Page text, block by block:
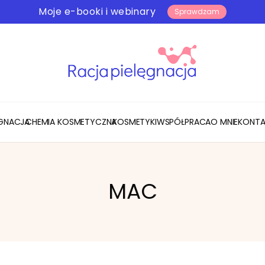
Moje e-booki i webinary Sprawdzam
CHEMIA KOSMETYCZNAKOSMETYKIWSPÓŁPRACAO MNIE
MAC